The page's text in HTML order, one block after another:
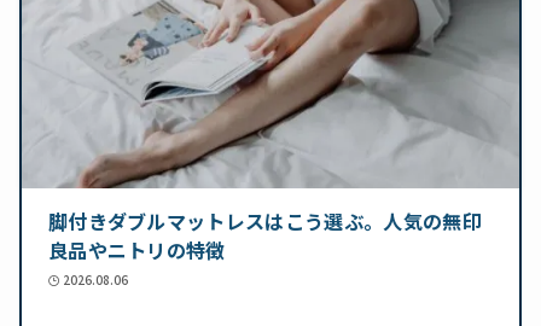
脚付きダブルマットレスはこう選ぶ。人気の無印
良品やニトリの特徴
2026.08.06